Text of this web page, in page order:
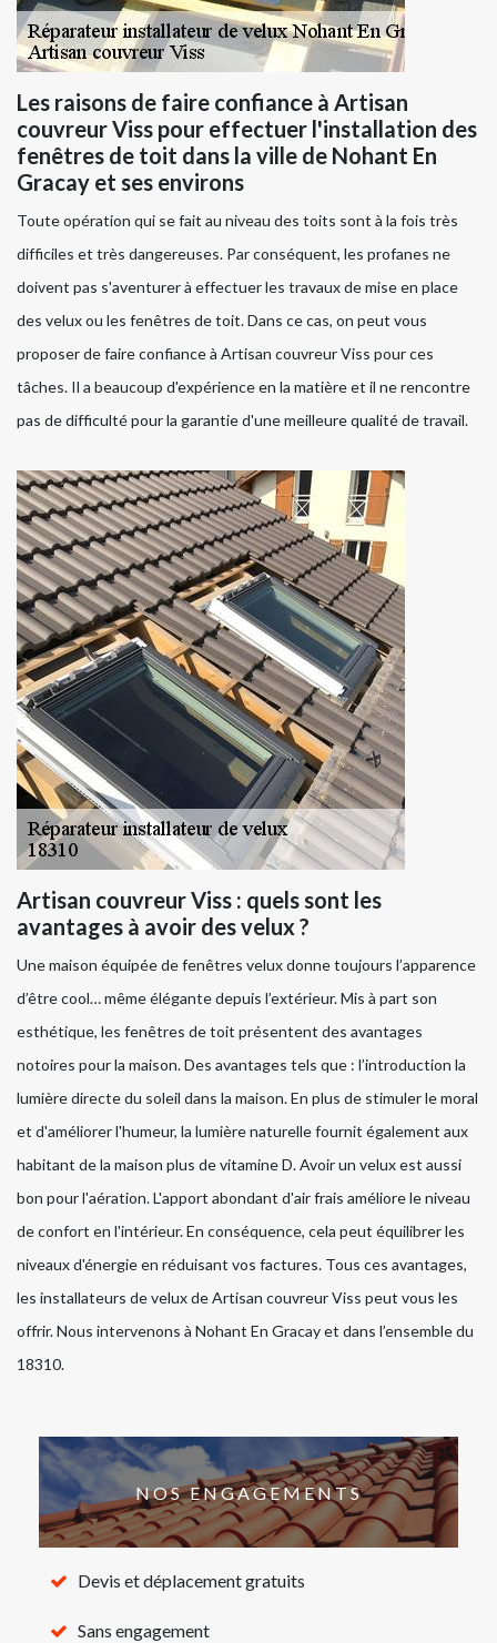
Les raisons de faire confiance à Artisan
couvreur Viss pour effectuer l'installation des
fenêtres de toit dans la ville de Nohant En
Gracay et ses environs
Toute opération qui se fait au niveau des toits sont à la fois très
difficiles et très dangereuses. Par conséquent, les profanes ne
doivent pas s'aventurer à effectuer les travaux de mise en place
des velux ou les fenêtres de toit. Dans ce cas, on peut vous
proposer de faire confiance à Artisan couvreur Viss pour ces
tâches. Il a beaucoup d'expérience en la matière et il ne rencontre
pas de difficulté pour la garantie d'une meilleure qualité de travail.
Artisan couvreur Viss : quels sont les
avantages à avoir des velux ?
Une maison équipée de fenêtres velux donne toujours l’apparence
d’être cool… même élégante depuis l’extérieur. Mis à part son
esthétique, les fenêtres de toit présentent des avantages
notoires pour la maison. Des avantages tels que : l’introduction la
lumière directe du soleil dans la maison. En plus de stimuler le moral
et d'améliorer l'humeur, la lumière naturelle fournit également aux
habitant de la maison plus de vitamine D. Avoir un velux est aussi
bon pour l'aération. L'apport abondant d'air frais améliore le niveau
de confort en l'intérieur. En conséquence, cela peut équilibrer les
niveaux d'énergie en réduisant vos factures. Tous ces avantages,
les installateurs de velux de Artisan couvreur Viss peut vous les
offrir. Nous intervenons à Nohant En Gracay et dans l’ensemble du
18310.
NOS ENGAGEMENTS
Devis et déplacement gratuits
Sans engagement